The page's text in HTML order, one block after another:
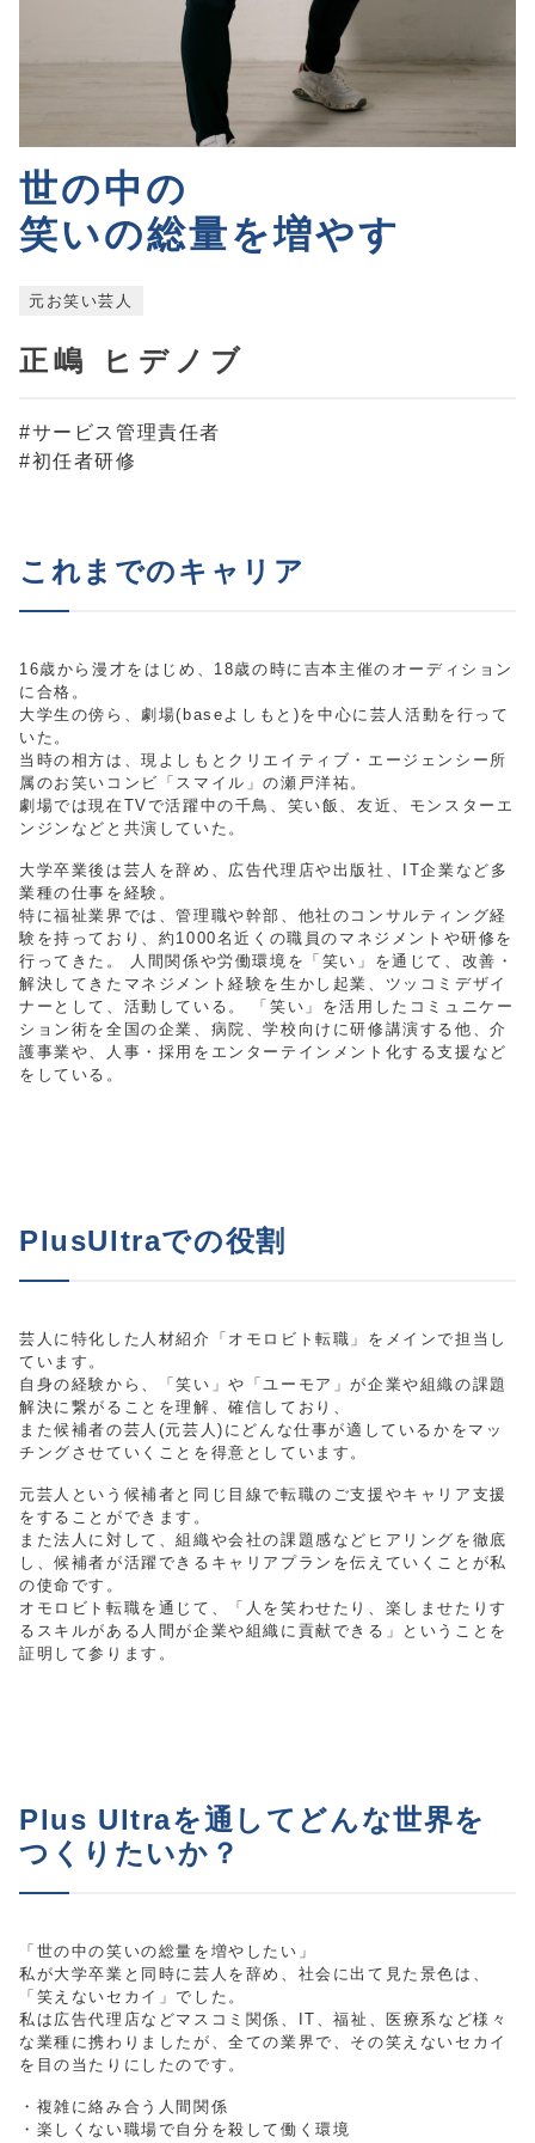
世の中の
笑いの総量を増やす
元お笑い芸人
正嶋 ヒデノブ
#サービス管理責任者
#初任者研修
これまでのキャリア
16歳から漫才をはじめ、18歳の時に吉本主催のオーディション
に合格。
大学生の傍ら、劇場(baseよしもと)を中心に芸人活動を行って
いた。
当時の相方は、現よしもとクリエイティブ・エージェンシー所
属のお笑いコンビ「スマイル」の瀬戸洋祐。
劇場では現在TVで活躍中の千鳥、笑い飯、友近、モンスターエ
ンジンなどと共演していた。
大学卒業後は芸人を辞め、広告代理店や出版社、IT企業など多
業種の仕事を経験。
特に福祉業界では、管理職や幹部、他社のコンサルティング経
験を持っており、約1000名近くの職員のマネジメントや研修を
行ってきた。 人間関係や労働環境を「笑い」を通じて、改善・
解決してきたマネジメント経験を生かし起業、ツッコミデザイ
ナーとして、活動している。 「笑い」を活用したコミュニケー
ション術を全国の企業、病院、学校向けに研修講演する他、介
護事業や、人事・採用をエンターテインメント化する支援など
をしている。
PlusUltraでの役割
芸人に特化した人材紹介「オモロビト転職」をメインで担当し
ています。
自身の経験から、「笑い」や「ユーモア」が企業や組織の課題
解決に繋がることを理解、確信しており、
また候補者の芸人(元芸人)にどんな仕事が適しているかをマッ
チングさせていくことを得意としています。
元芸人という候補者と同じ目線で転職のご支援やキャリア支援
をすることができます。
また法人に対して、組織や会社の課題感などヒアリングを徹底
し、候補者が活躍できるキャリアプランを伝えていくことが私
の使命です。
オモロビト転職を通じて、「人を笑わせたり、楽しませたりす
るスキルがある人間が企業や組織に貢献できる」ということを
証明して参ります。
Plus Ultraを通してどんな世界を
つくりたいか？
「世の中の笑いの総量を増やしたい」
私が大学卒業と同時に芸人を辞め、社会に出て見た景色は、
「笑えないセカイ」でした。
私は広告代理店などマスコミ関係、IT、福祉、医療系など様々
な業種に携わりましたが、全ての業界で、その笑えないセカイ
を目の当たりにしたのです。
・複雑に絡み合う人間関係
・楽しくない職場で自分を殺して働く環境